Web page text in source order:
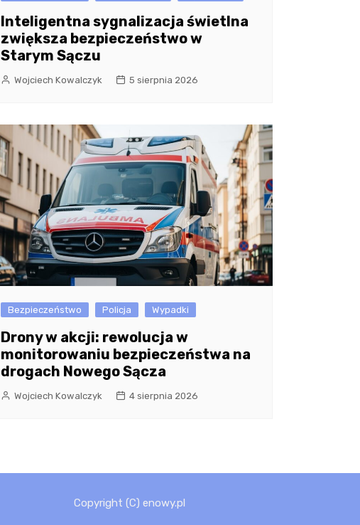
Inteligentna sygnalizacja świetlna
zwiększa bezpieczeństwo w
Starym Sączu
Wojciech Kowalczyk 5 sierpnia 2026
Bezpieczeństwo Policja Wypadki
Drony w akcji: rewolucja w
monitorowaniu bezpieczeństwa na
drogach Nowego Sącza
Wojciech Kowalczyk 4 sierpnia 2026
Copyright (C) enowy.pl